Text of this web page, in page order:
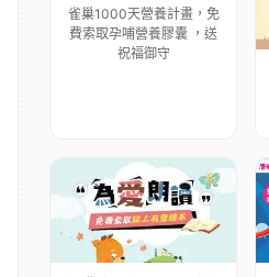
雀巢1000天營養計畫，免
費索取孕哺營養膠囊 ，送
祝福御守